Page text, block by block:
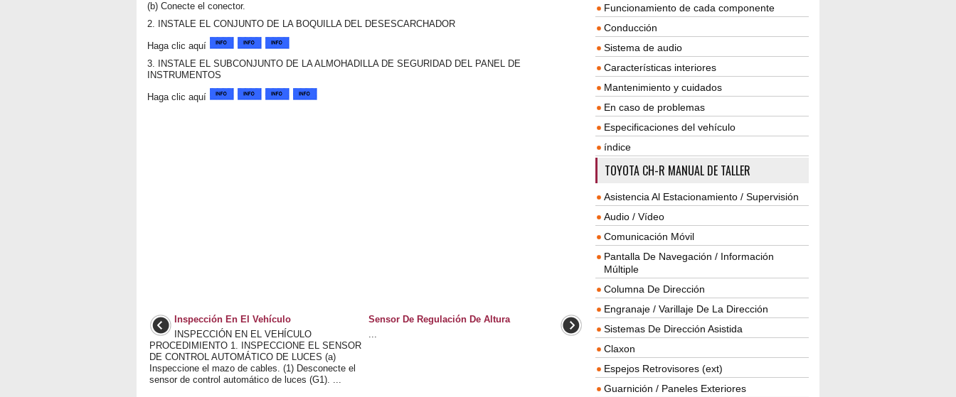
(b) Conecte el conector.
2. INSTALE EL CONJUNTO DE LA BOQUILLA DEL DESESCARCHADOR
Haga clic aquí
3. INSTALE EL SUBCONJUNTO DE LA ALMOHADILLA DE SEGURIDAD DEL PANEL DE
INSTRUMENTOS
Haga clic aquí
Inspección En El Vehículo
INSPECCIÓN EN EL VEHÍCULO
PROCEDIMIENTO 1. INSPECCIONE EL SENSOR
DE CONTROL AUTOMÁTICO DE LUCES (a)
Inspeccione el mazo de cables. (1) Desconecte el
sensor de control automático de luces (G1). ...
Sensor De Regulación De Altura
...
Funcionamiento de cada componente
Conducción
Sistema de audio
Características interiores
Mantenimiento y cuidados
En caso de problemas
Especificaciones del vehículo
índice
TOYOTA CH-R MANUAL DE TALLER
Asistencia Al Estacionamiento / Supervisión
Audio / Vídeo
Comunicación Móvil
Pantalla De Navegación / Información
Múltiple
Columna De Dirección
Engranaje / Varillaje De La Dirección
Sistemas De Dirección Asistida
Claxon
Espejos Retrovisores (ext)
Guarnición / Paneles Exteriores